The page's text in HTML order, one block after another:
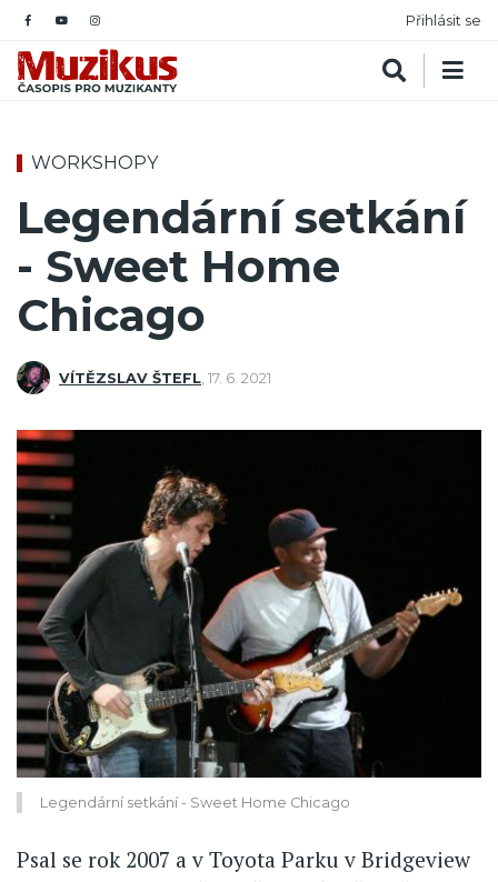
Přihlásit se
WORKSHOPY
Legendární setkání
- Sweet Home
Chicago
VÍTĚZSLAV ŠTEFL 17. 6. 2021
Legendární setkání - Sweet Home Chicago
Psal se rok 2007 a v Toyota Parku v Bridgeview